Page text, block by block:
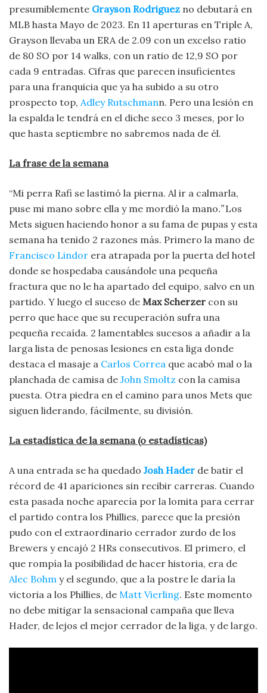
presumiblemente Grayson Rodriguez no debutará en
MLB hasta Mayo de 2023. En 11 aperturas en Triple A,
Grayson llevaba un ERA de 2.09 con un excelso ratio
de 80 SO por 14 walks, con un ratio de 12,9 SO por
cada 9 entradas. Cifras que parecen insuficientes
para una franquicia que ya ha subido a su otro
prospecto top, Adley Rutschmann. Pero una lesión en
la espalda le tendrá en el diche seco 3 meses, por lo
que hasta septiembre no sabremos nada de él.
La frase de la semana
“Mi perra Rafi se lastimó la pierna. Al ir a calmarla,
puse mi mano sobre ella y me mordió la mano.”Los
Mets siguen haciendo honor a su fama de pupas y esta
semana ha tenido 2 razones más. Primero la mano de
Francisco Lindor era atrapada por la puerta del hotel
donde se hospedaba causándole una pequeña
fractura que no le ha apartado del equipo, salvo en un
partido. Y luego el suceso de Max Scherzer con su
perro que hace que su recuperación sufra una
pequeña recaída. 2 lamentables sucesos a añadir a la
larga lista de penosas lesiones en esta liga donde
destaca el masaje a Carlos Correa que acabó mal o la
planchada de camisa de John Smoltz con la camisa
puesta. Otra piedra en el camino para unos Mets que
siguen liderando, fácilmente, su división.
La estadística de la semana (o estadísticas)
A una entrada se ha quedado Josh Hader de batir el
récord de 41 apariciones sin recibir carreras. Cuando
esta pasada noche aparecía por la lomita para cerrar
el partido contra los Phillies, parece que la presión
pudo con el extraordinario cerrador zurdo de los
Brewers y encajó 2 HRs consecutivos. El primero, el
que rompía la posibilidad de hacer historia, era de
Alec Bohm y el segundo, que a la postre le daría la
victoria a los Phillies, de Matt Vierling. Este momento
no debe mitigar la sensacional campaña que lleva
Hader, de lejos el mejor cerrador de la liga, y de largo.